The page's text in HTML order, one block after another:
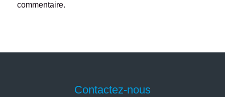
commentaire.
Contactez-nous